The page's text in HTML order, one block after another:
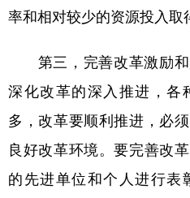
率和相对较少的资源投入取
第三，完善改革激励和
深化改革的深入推进，各
多，改革要顺利推进，必
良好改革环境。要完善改
的先进单位和个人进行表